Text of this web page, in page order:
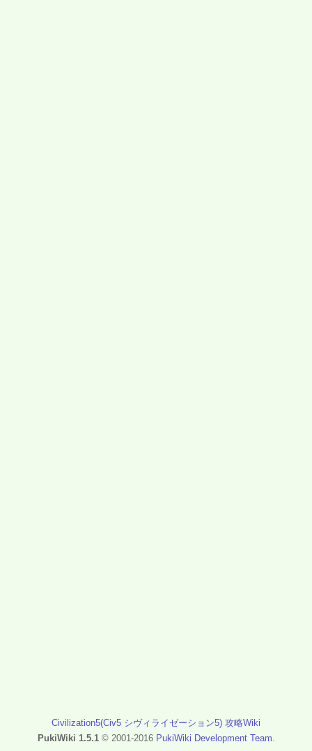
Civilization5(Civ5 シヴィライゼーション5) 攻略Wiki
PukiWiki 1.5.1© 2001-2016 PukiWiki Development Team.